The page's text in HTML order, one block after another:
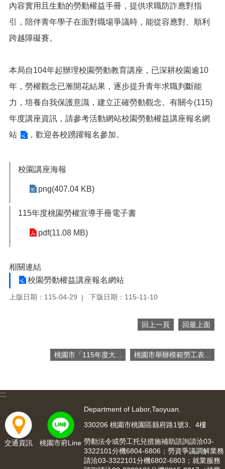
網
導
市
信
箱
常
見
入
站
全
政
政
網
站
資
料
內容實用且生動的勞動權益手冊，提供求職防詐應對指
引，陪伴青年學子在面對職場爭議時，能從容應對、順利
跨越障礙賽。
本局自104年起辦理校園勞動教育講座，已深耕校園逾10
年，勞權觀念已漸開花結果，逐步提升青年求職判斷能
力，培養自我保護意識，建立正確勞動觀念。有關今(115)
年度講座資訊，請參考活動網站校園勞動權益講座報名網
站
，歡迎各校踴躍報名參加。
校園講座海報
png(407.04 KB)
115年度桃園勞權宣導手冊電子書
pdf(11.08 MB)
相關連結
校園勞動權益講座報名網站
上版日期：115-04-29 下版日期：115-11-10
回上一頁 回最上面
桃園市「115年度大... 桃園市舉辦模範勞工表...
:::
交通資訊 桃園市府Line
Department of Labor,Taoyuan.
330206 桃園市桃園區縣府路1號3、4樓
勞動法令或勞工托兒措施補助諮詢請洽03-
3322101分機6804-6806；勞資爭議調解業務
請洽03-3322101分機6802-6803；就業服務